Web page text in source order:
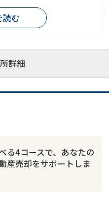
詳細
談可能
レスポンスが早い
買取可
読む
る4コースで、あなたの
産売却をサポートしま